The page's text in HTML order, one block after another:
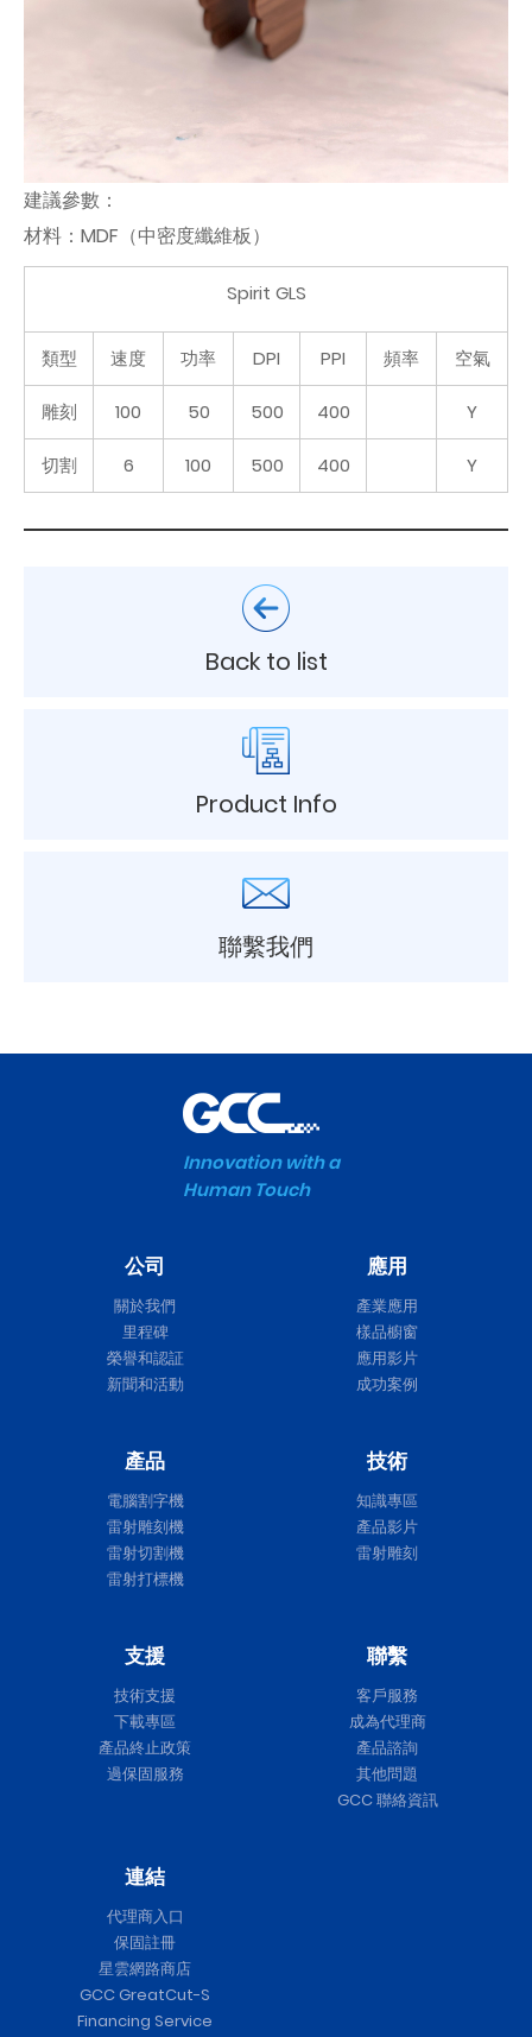
建議參數：
材料：MDF（中密度纖維板）
Spirit GLS
類型 速度 功率 DPI PPI 頻率 空氣
雕刻 100 50 500 400 Y
切割 6 100 500 400 Y
Back to list
Product Info
聯繫我們
Innovation with a
Human Touch
公司
關於我們
里程碑
榮譽和認証
新聞和活動
應用
產業應用
樣品櫥窗
應用影片
成功案例
產品
電腦割字機
雷射雕刻機
雷射切割機
雷射打標機
技術
知識專區
產品影片
雷射雕刻
支援
技術支援
下載專區
產品終止政策
過保固服務
聯繫
客戶服務
成為代理商
產品諮詢
其他問題
GCC 聯絡資訊
連結
代理商入口
保固註冊
星雲網路商店
GCC GreatCut-S
Financing Service